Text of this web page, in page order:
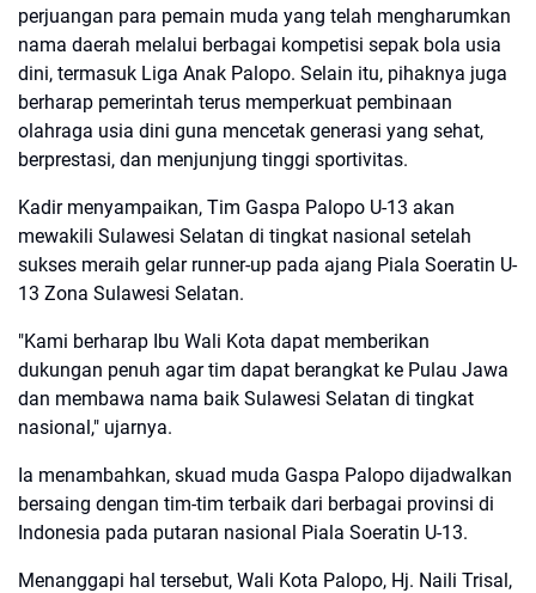
perjuangan para pemain muda yang telah mengharumkan
nama daerah melalui berbagai kompetisi sepak bola usia
dini, termasuk Liga Anak Palopo. Selain itu, pihaknya juga
berharap pemerintah terus memperkuat pembinaan
olahraga usia dini guna mencetak generasi yang sehat,
berprestasi, dan menjunjung tinggi sportivitas.
Kadir menyampaikan, Tim Gaspa Palopo U-13 akan
mewakili Sulawesi Selatan di tingkat nasional setelah
sukses meraih gelar runner-up pada ajang Piala Soeratin U-
13 Zona Sulawesi Selatan.
"Kami berharap Ibu Wali Kota dapat memberikan
dukungan penuh agar tim dapat berangkat ke Pulau Jawa
dan membawa nama baik Sulawesi Selatan di tingkat
nasional," ujarnya.
Ia menambahkan, skuad muda Gaspa Palopo dijadwalkan
bersaing dengan tim-tim terbaik dari berbagai provinsi di
Indonesia pada putaran nasional Piala Soeratin U-13.
Menanggapi hal tersebut, Wali Kota Palopo, Hj. Naili Trisal,